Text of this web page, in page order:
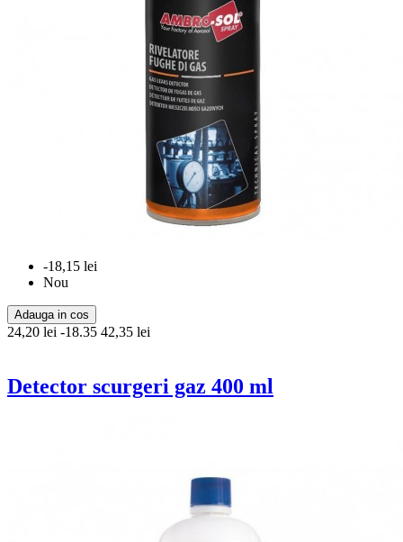
-18,15 lei
Nou
Adauga in cos
24,20 lei -18.35 42,35 lei
Detector scurgeri gaz 400 ml